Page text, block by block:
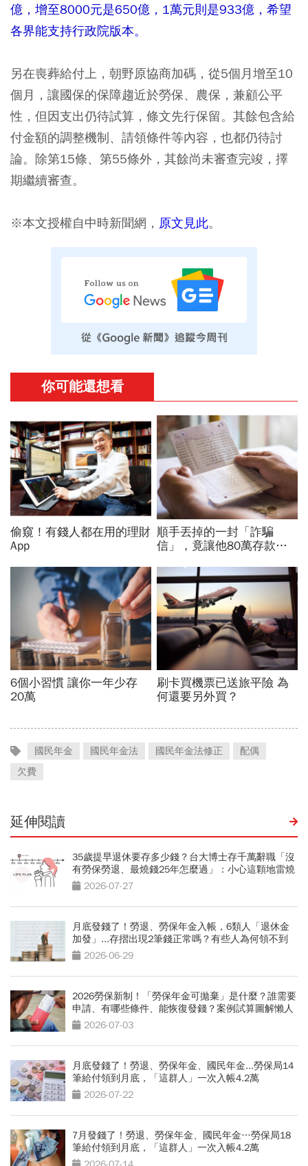
億，增至8000元是650億，1萬元則是933億，希望
各界能支持行政院版本。
另在喪葬給付上，朝野原協商加碼，從5個月增至10
個月，讓國保的保障趨近於勞保、農保，兼顧公平
性，但因支出仍待試算，條文先行保留。其餘包含給
付金額的調整機制、請領條件等內容，也都仍待討
論。除第15條、第55條外，其餘尚未審查完竣，擇
期繼續審查。
※本文授權自中時新聞網， 原文見此。
國民年金 國民年金法 國民年金法修正
配偶
欠費
延伸閱讀
35歲提早退休要存多少錢？台大博士存千萬辭職「沒
有勞保勞退、最燒錢25年怎麼過」：小心這顆地雷燒
光存款
2026-07-27
月底發錢了！勞退、勞保年金入帳，6類人「退休金
加發」...存摺出現2筆錢正常嗎？有些人為何領不到
2026-06-29
2026勞保新制！「勞保年金可拋棄」是什麼？誰需要
申請、有哪些條件、能恢復發錢？案例試算圖解懶人
包 2026-07-03
月底發錢了！勞退、勞保年金、國民年金...勞保局14
筆給付領到月底，「這群人」一次入帳4.2萬
2026-07-22
7月發錢了！勞退、勞保年金、國民年金…勞保局18
筆給付領到月底，「這群人」一次入帳4.2萬